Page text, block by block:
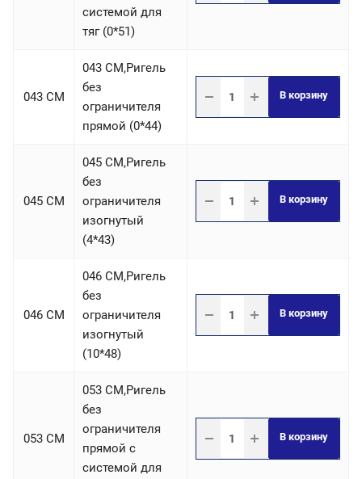
системой для
тяг (0*51)
043 СM
043 СM,Ригель
без
ограничителя
прямой (0*44)
В корзину
045 СM
045 СM,Ригель
без
ограничителя
изогнутый
(4*43)
В корзину
046 СM
046 СM,Ригель
без
ограничителя
изогнутый
(10*48)
В корзину
053 СM
053 СM,Ригель
без
ограничителя
прямой с
системой для
В корзину